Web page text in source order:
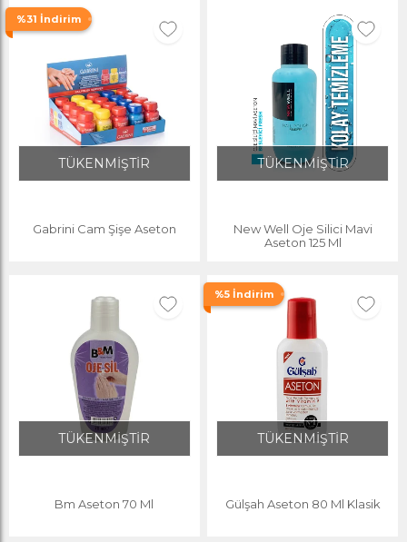
%31 İndirim
TÜKENMİŞTİR
Gabrini Cam Şişe Aseton
TÜKENMİŞTİR
New Well Oje Silici Mavi
Aseton 125 Ml
TÜKENMİŞTİR
Bm Aseton 70 Ml
%5 İndirim
TÜKENMİŞTİR
Gülşah Aseton 80 Ml Klasik